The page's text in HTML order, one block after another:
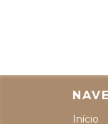
Início